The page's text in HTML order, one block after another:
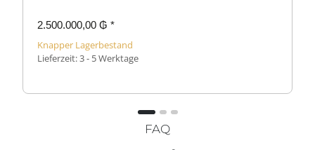
2.500.000,00 ₲ *
Knapper Lagerbestand
Lieferzeit:3 - 5 Werktage
FAQ